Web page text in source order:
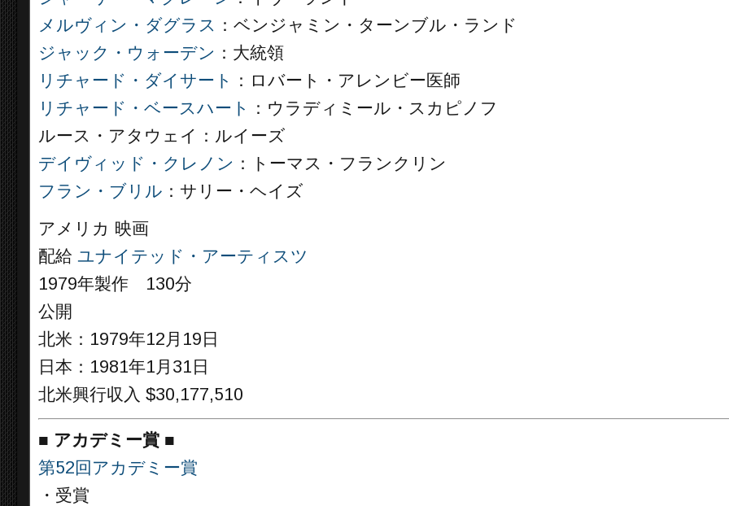
メルヴィン・ダグラス ：ベンジャミン・ターンブル・ランド
ジャック・ウォーデン ：大統領
リチャード・ダイサート
：ロバート・アレンビー医師
リチャード・ベースハート
：ウラディミール・スカピノフ
ルース・アタウェイ：ルイーズ
デイヴィッド・クレノン ：トーマス・フランクリン
フラン・ブリル ：サリー・ヘイズ
アメリカ 映画
配給 ユナイテッド・アーティスツ
1979年製作 130分
公開
北米：1979年12月19日
日本：1981年1月31日
北米興行収入 $30,177,510
■ アカデミー賞 ■
第52回アカデミー賞
・受賞